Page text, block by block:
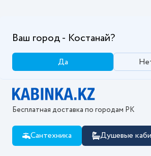
Ваш город - Костанай?
Да
Бесплатная доставка по городам РК
Сантехника Душевые